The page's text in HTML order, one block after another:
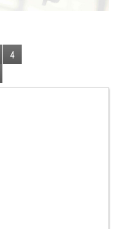
4